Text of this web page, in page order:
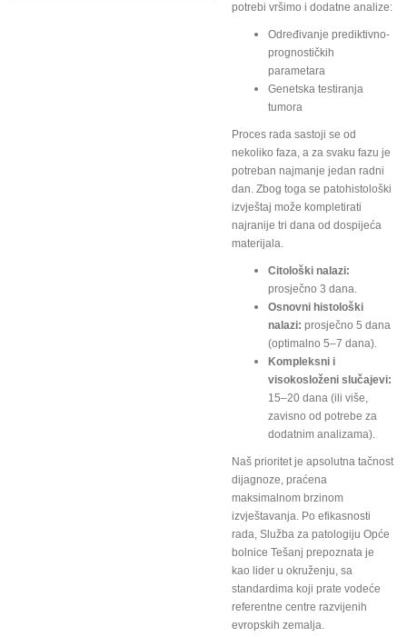
potrebi vršimo i dodatne analize:
Određivanje prediktivno-
prognostičkih
parametara
Genetska testiranja
tumora
Proces rada sastoji se od
nekoliko faza, a za svaku fazu je
potreban najmanje jedan radni
dan. Zbog toga se patohistološki
izvještaj može kompletirati
najranije tri dana od dospijeća
materijala.
Citološki nalazi:
prosječno 3 dana.
Osnovni histološki
nalazi: prosječno 5 dana
(optimalno 5–7 dana).
Kompleksni i
visokosloženi slučajevi:
15–20 dana (ili više,
zavisno od potrebe za
dodatnim analizama).
Naš prioritet je apsolutna tačnost
dijagnoze, praćena
maksimalnom brzinom
izvještavanja. Po efikasnosti
rada, Služba za patologiju Opće
bolnice Tešanj prepoznata je
kao lider u okruženju, sa
standardima koji prate vodeće
referentne centre razvijenih
evropskih zemalja.